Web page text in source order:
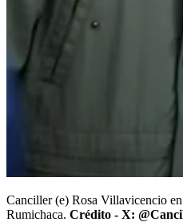
Canciller (e) Rosa Villavicencio
Rumichaca. Crédito - X: